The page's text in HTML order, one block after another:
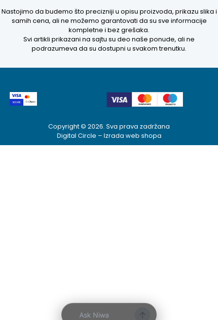
Nastojimo da budemo što precizniji u opisu proizvoda, prikazu slika i
samih cena, ali ne možemo garantovati da su sve informacije
kompletne i bez grešaka.
Svi artikli prikazani na sajtu su deo naše ponude, ali ne
podrazumeva da su dostupni u svakom trenutku.
Copyright © 2026. Sva prava zadržana
Digital Circle – Izrada web shopa
Ask Niwa